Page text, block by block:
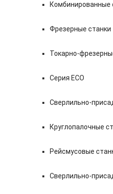
Комбинированные
Фрезерные станки
Токарно-
Серия ECO
Сверлильно-
Круглопалочные
Рейсмусовые
Сверлильно-